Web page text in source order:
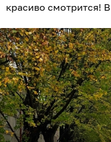
красиво смотрится!